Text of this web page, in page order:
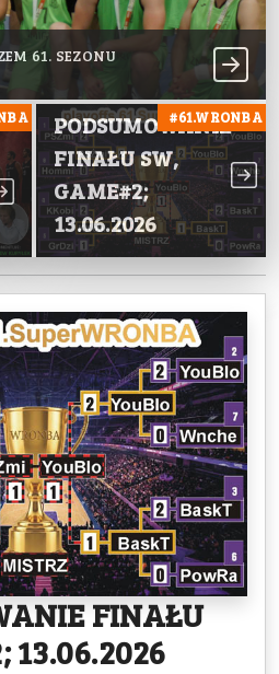
61. SEZONU
PODSUMOWANIE
FINAŁU SW,
GAME#2;
13.06.2026
#61.WRONBA
FINAŁU
13.06.2026